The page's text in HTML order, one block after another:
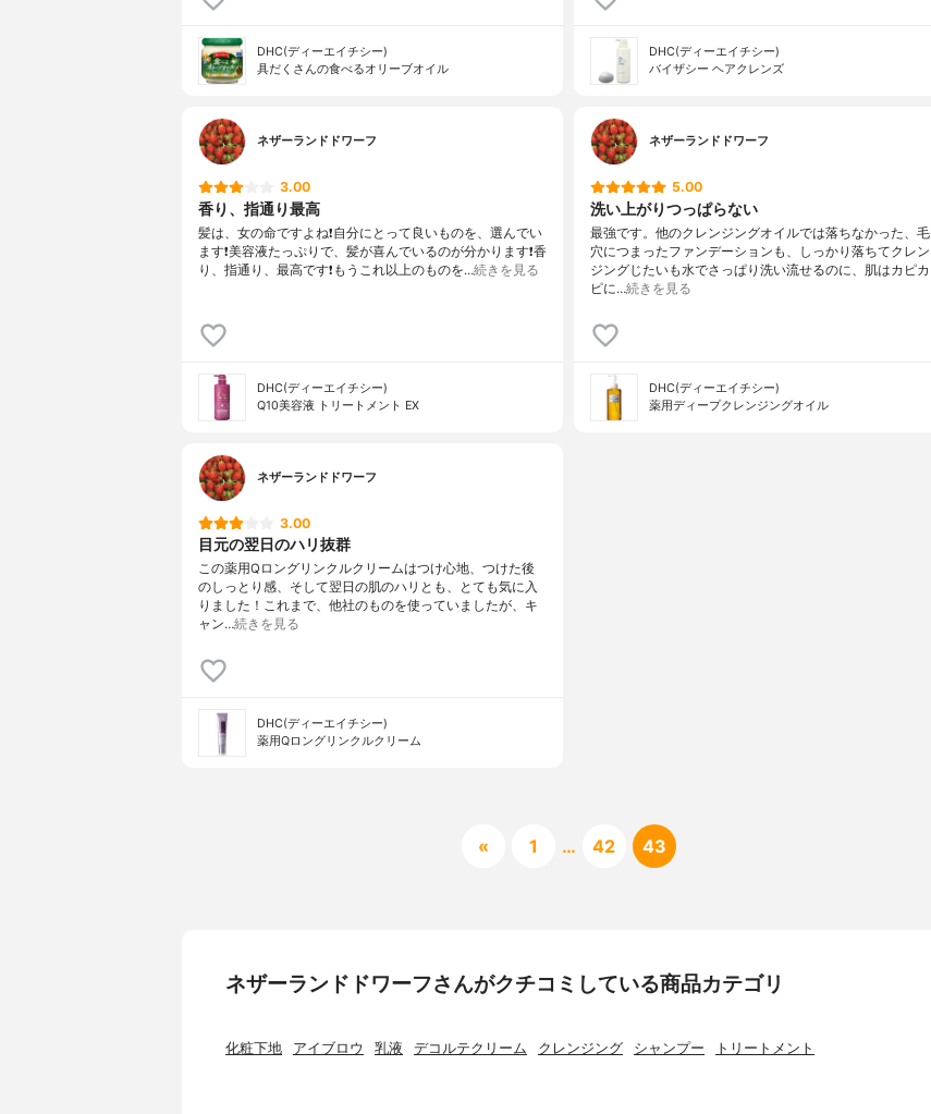
DHC(ディーエイチシー)
具だくさんの食べるオリーブオイル
DHC(ディーエイチシー)
バイザシー ヘアクレンズ
ネザーランドドワーフ
3.00
香り、指通り最高
髪は、女の命ですよね❗️自分にとって良いものを、選んでい
ます❗️美容液たっぷりで、髪が喜んでいるのが分かります❗️香
り、指通り、最高です❗️もうこれ以上のものを…続きを見る
DHC(ディーエイチシー)
Q10美容液 トリートメント EX
ネザーランドドワーフ
5.00
洗い上がりつっぱらない
最強です。他のクレンジングオイルでは落ちなかった、毛
穴につまったファンデーションも、しっかり落ちてクレン
ジングじたいも水でさっぱり洗い流せるのに、肌はカピカ
ピに…続きを見る
DHC(ディーエイチシー)
薬用ディープクレンジングオイル
ネザーランドドワーフ
3.00
目元の翌日のハリ抜群
この薬用Qロングリンクルクリームはつけ心地、つけた後
のしっとり感、そして翌日の肌のハリとも、とても気に入
りました！これまで、他社のものを使っていましたが、キ
ャン…続きを見る
DHC(ディーエイチシー)
薬用Qロングリンクルクリーム
« 1 … 42 43
ネザーランドドワーフさんがクチコミしている商品カテゴリ
化粧下地 アイブロウ 乳液 デコルテクリーム クレンジング シャンプー トリートメント